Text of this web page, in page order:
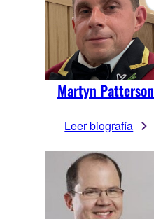
Martyn Patterson
Leer biografía